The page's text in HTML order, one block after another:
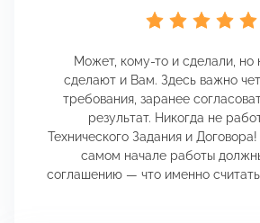
Может, кому-то и сделали, но
сделают и Вам. Здесь важно
требования, заранее
результат. Никогда не
Технического Задания и
самом начале работы
соглашению — что именно считать